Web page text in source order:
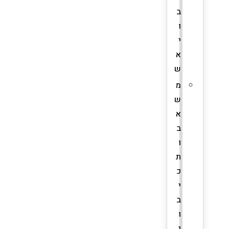
ב
ו
י
א
ש
מ
ש
א
ב
ו
ת
כ
י
ב
ו